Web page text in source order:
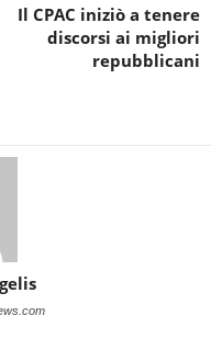
Il CPAC iniziò a tenere
discorsi ai migliori
repubblicani